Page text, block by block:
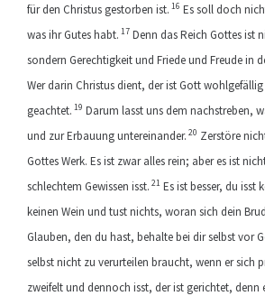
für den Christus gestorben ist. 16 Es soll doch
was ihr Gutes habt. 17 Denn das Reich Gottes ist
sondern Gerechtigkeit und Friede und Freude in
Wer darin Christus dient, der ist Gott
geachtet. 19 Darum lasst uns dem nachstreben,
und zur Erbauung untereinander. 20 Zerstöre
Gottes Werk. Es ist zwar alles rein; aber es ist
schlechtem Gewissen isst. 21 Es ist besser, du isst
keinen Wein und tust nichts, woran sich dein
Glauben, den du hast, behalte bei dir selbst vor
selbst nicht zu verurteilen braucht, wenn er sich
zweifelt und dennoch isst, der ist gerichtet,